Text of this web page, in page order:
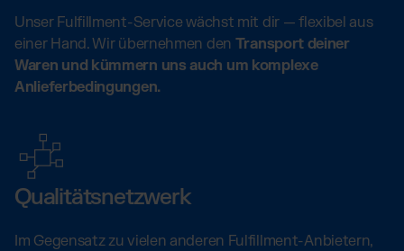
Unser Fulfillment-Service wächst mit dir — flexibel aus
einer Hand. Wir übernehmen den Transport deiner
Waren und kümmern uns auch um komplexe
Anlieferbedingungen.
Qualitätsnetzwerk
Im Gegensatz zu vielen anderen Fulfillment-Anbietern,